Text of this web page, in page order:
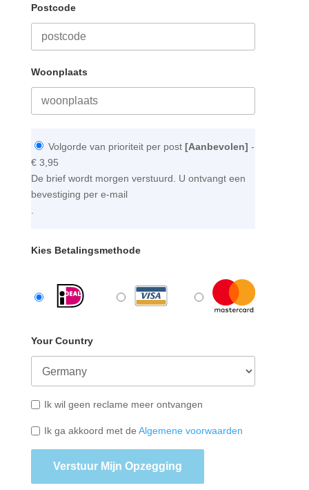
Postcode
Woonplaats
Volgorde van prioriteit per post [Aanbevolen] -
€ 3,95
De brief wordt morgen verstuurd. U ontvangt een
bevestiging per e-mail
.
Kies Betalingsmethode
Your Country
Ik wil geen reclame meer ontvangen
Ik ga akkoord met de Algemene voorwaarden
Verstuur Mijn Opzegging